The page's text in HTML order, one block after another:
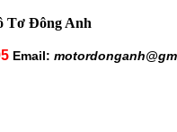
Anh
Email: